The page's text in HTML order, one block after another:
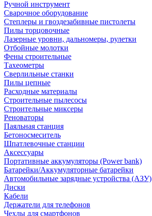
Ручной инструмент
Сварочное оборудование
Степлеры и гвоздезабивные пистолеты
Пилы торцовочные
Лазерные уровни, дальномеры, рулетки
Отбойные молотки
Фены строительные
Тахеометры
Сверлильные станки
Пилы цепные
Расходные материалы
Строительные пылесосы
Строительные миксеры
Реноваторы
Паяльная станция
Бетоносмеситель
Шпатлевочные станции
Аксессуары
Портативные аккумуляторы (Power bank)
Батарейки/Аккумуляторные батарейки
Автомобильные зарядные устройства (АЗУ)
Диски
Кабели
Держатели для телефонов
Чехлы для смартфонов